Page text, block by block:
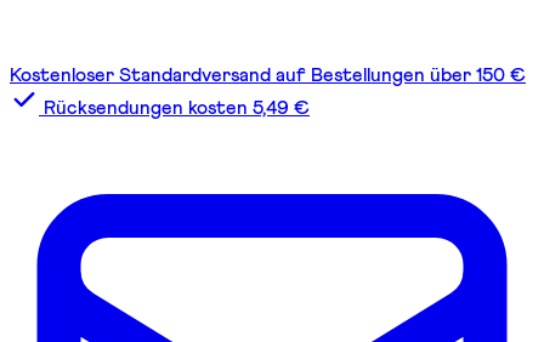
Kostenloser Standardversand auf Bestellungen über 150 €
Rücksendungen kosten 5,49 €